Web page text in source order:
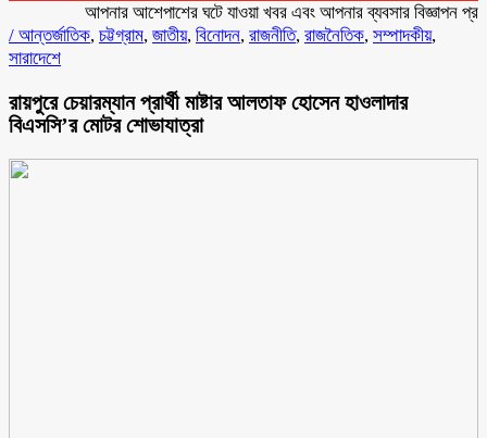
আপনার আশেপাশের ঘটে যাওয়া খবর এবং আপনার ব্যবসার বিজ্ঞাপন প্রচারের
/ আন্তর্জাতিক, চট্টগ্রাম, জাতীয়, বিনোদন, রাজনীতি, রাজনৈতিক, সম্পাদকীয়,
সারাদেশে
রায়পুরে চেয়ারম্যান প্রার্থী মাষ্টার আলতাফ হোসেন হাওলাদার
বিএসসি’র মোটর শোভাযাত্রা